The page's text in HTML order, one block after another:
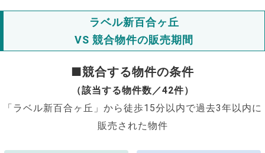
ラベル新百合ヶ丘
VS 競合物件の販売期間
■競合する物件の条件
（該当する物件数／42件）
「ラベル新百合ヶ丘」から徒歩15分以内で過去3年以内に
販売された物件